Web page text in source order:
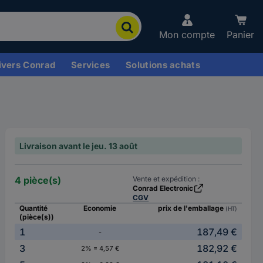
Mon compte Panier
Conrad Services Solutions achats
Livraison avant le jeu. 13 août
4 pièce(s)
Vente et expédition :
Conrad Electronic
CGV
Quantité
(pièce(s))
Economie prix de l'emballage (HT)
1 -
187,49 €
3
2% = 4,57 €
182,92 €